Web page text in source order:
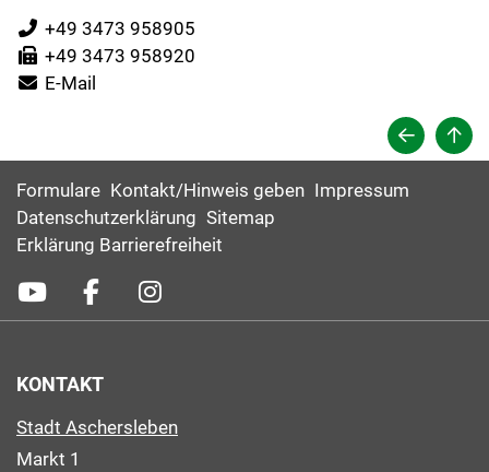
+49 3473 958905
+49 3473 958920
E-Mail
Formulare Kontakt/Hinweis geben Impressum
Datenschutzerklärung Sitemap
Erklärung Barrierefreiheit
KONTAKT
Stadt Aschersleben
Markt 1